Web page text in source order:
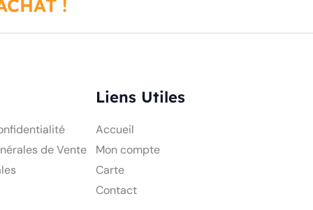
!
de Vente
Liens Utiles
Accueil
Mon compte
Carte
Contact